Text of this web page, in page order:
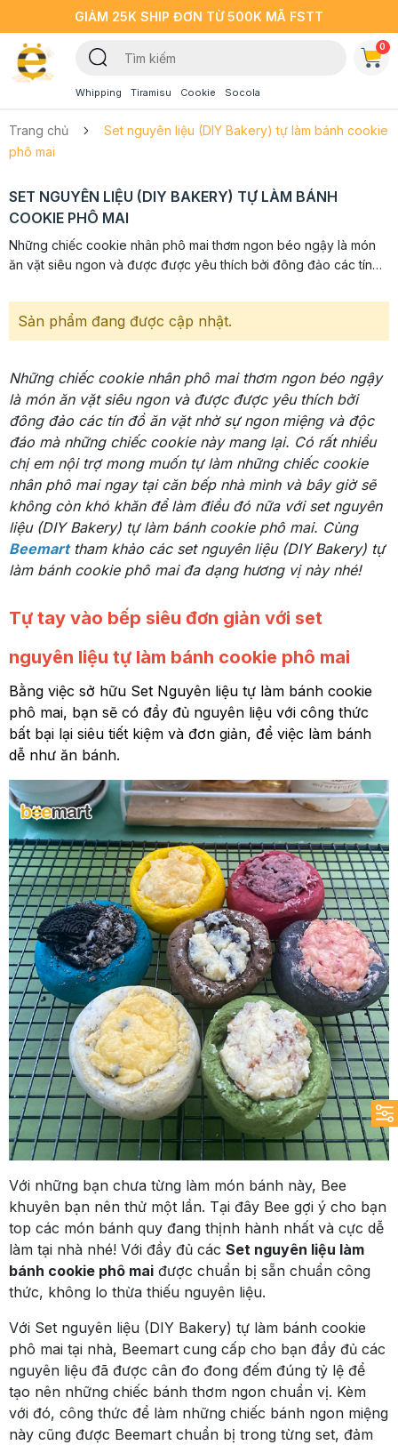
GIẢM 25K SHIP ĐƠN TỪ 500K MÃ FSTT
Whipping Tiramisu Cookie Socola
0
Trang chủ
Set nguyên liệu (DIY Bakery) tự làm bánh cookie
phô mai
SET NGUYÊN LIỆU (DIY BAKERY) TỰ LÀM BÁNH
COOKIE PHÔ MAI
Những chiếc cookie nhân phô mai thơm ngon béo ngậy là món
ăn vặt siêu ngon và được được yêu thích bởi đông đảo các tín
cookie...
Sản phẩm đang được cập nhật.
Những chiếc cookie nhân phô mai thơm ngon béo ngậy
là món ăn vặt siêu ngon và được được yêu thích bởi
đông đảo các tín đồ ăn vặt nhờ sự ngon miệng và độc
đáo mà những chiếc cookie này mang lại. Có rất nhiều
chị em nội trợ mong muốn tự làm những chiếc cookie
nhân phô mai ngay tại căn bếp nhà mình và bây giờ sẽ
không còn khó khăn để làm điều đó nữa với set nguyên
liệu (DIY Bakery) tự làm bánh cookie phô mai. Cùng
Beemarttham khảo các set nguyên liệu (DIY Bakery) tự
làm bánh cookie phô mai đa dạng hương vị này nhé!
Tự tay vào bếp siêu đơn giản với set
nguyên liệu tự làm bánh cookie phô mai
Bằng việc sở hữu Set Nguyên liệu tự làm bánh cookie
phô mai, bạn sẽ có đầy đủ nguyên liệu với công thức
bất bại lại siêu tiết kiệm và đơn giản, để việc làm bánh
dễ như ăn bánh.
Với những bạn chưa từng làm món bánh này, Bee
khuyên bạn nên thử một lần. Tại đây Bee gợi ý cho bạn
top các món bánh quy đang thịnh hành nhất và cực dễ
làm tại nhà nhé! Với đầy đủ các Set nguyên liệu làm
bánh cookie phô mai được chuẩn bị sẵn chuẩn công
thức, không lo thừa thiếu nguyên liệu.
Với Set nguyên liệu (DIY Bakery) tự làm bánh cookie
phô mai tại nhà, Beemart cung cấp cho bạn đầy đủ các
nguyên liệu đã được cân đo đong đếm đúng tỷ lệ để
tạo nên những chiếc bánh thơm ngon chuẩn vị. Kèm
với đó, công thức để làm những chiếc bánh ngon miệng
này cũng được Beemart chuẩn bị trong từng set, đảm